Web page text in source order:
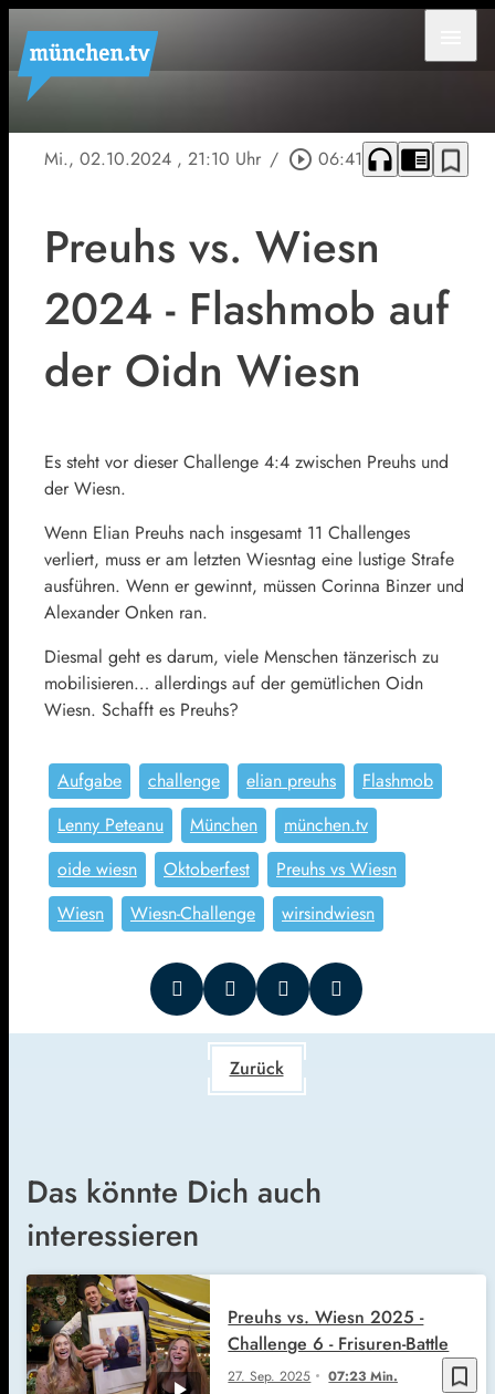
Mi., 02.10.2024 , 21:10 Uhr / play_circle_outline 06:41 headphones chrome_reader_mode bookmark_border
Preuhs vs. Wiesn
2024 - Flashmob auf
der Oidn Wiesn
Es steht vor dieser Challenge 4:4 zwischen Preuhs und
der Wiesn.
Wenn Elian Preuhs nach insgesamt 11 Challenges
verliert, muss er am letzten Wiesntag eine lustige Strafe
ausführen. Wenn er gewinnt, müssen Corinna Binzer und
Alexander Onken ran.
Diesmal geht es darum, viele Menschen tänzerisch zu
mobilisieren… allerdings auf der gemütlichen Oidn
Wiesn. Schafft es Preuhs?
Aufgabe challenge elian preuhs
Flashmob
Lenny Peteanu
München
münchen.tv
oide wiesn
Oktoberfest
Preuhs vs Wiesn
Wiesn
Wiesn-Challenge wirsindwiesn
Zurück
Das könnte Dich auch
interessieren
bookmark_border
27. Sep. 2025 07:23 Min.
Preuhs vs. Wiesn 2025 -
Challenge 6 - Frisuren-Battle